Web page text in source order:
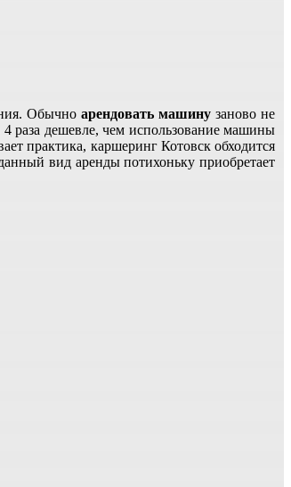
Обычно арендовать машину заново не
раза дешевле, чем использование машины
практика, каршеринг Котовск обходится
вид аренды потихоньку приобретает